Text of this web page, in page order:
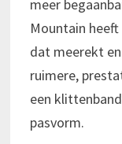
meer
Mountain
dat meerekt
ruimere,
een
pasvorm.